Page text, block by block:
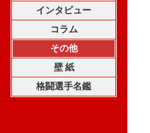
インタビュー
コラム
その他
壁 紙
格闘選手名鑑